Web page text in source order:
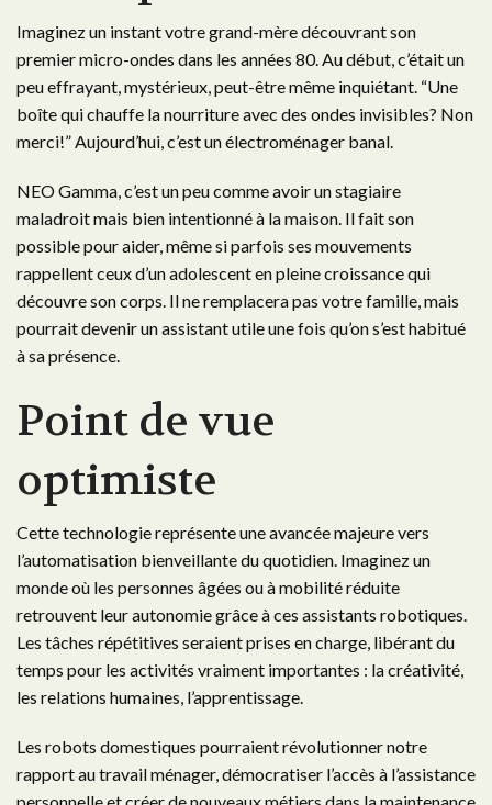
Imaginez un instant votre grand-mère découvrant son
premier micro-ondes dans les années 80. Au début, c’était un
peu effrayant, mystérieux, peut-être même inquiétant. “Une
boîte qui chauffe la nourriture avec des ondes invisibles? Non
merci!” Aujourd’hui, c’est un électroménager banal.
NEO Gamma, c’est un peu comme avoir un stagiaire
maladroit mais bien intentionné à la maison. Il fait son
possible pour aider, même si parfois ses mouvements
rappellent ceux d’un adolescent en pleine croissance qui
découvre son corps. Il ne remplacera pas votre famille, mais
pourrait devenir un assistant utile une fois qu’on s’est habitué
à sa présence.
Point de vue
optimiste
Cette technologie représente une avancée majeure vers
l’automatisation bienveillante du quotidien. Imaginez un
monde où les personnes âgées ou à mobilité réduite
retrouvent leur autonomie grâce à ces assistants robotiques.
Les tâches répétitives seraient prises en charge, libérant du
temps pour les activités vraiment importantes : la créativité,
les relations humaines, l’apprentissage.
Les robots domestiques pourraient révolutionner notre
rapport au travail ménager, démocratiser l’accès à l’assistance